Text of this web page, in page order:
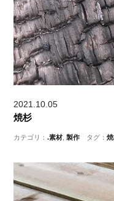
2021.10.05
焼杉
カテゴリ：.素材 ,製作 タグ：